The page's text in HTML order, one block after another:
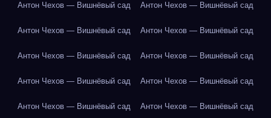
Антон Чехов — Вишнёвый сад Антон Чехов — Вишнёвый сад
Антон Чехов — Вишнёвый сад Антон Чехов — Вишнёвый сад
Антон Чехов — Вишнёвый сад Антон Чехов — Вишнёвый сад
Антон Чехов — Вишнёвый сад Антон Чехов — Вишнёвый сад
Антон Чехов — Вишнёвый сад Антон Чехов — Вишнёвый сад